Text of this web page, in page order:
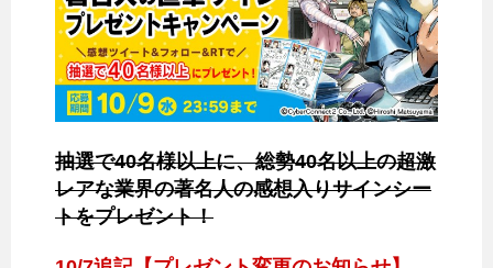
抽選で40名様以上に、総勢40名以上の超激
レアな業界の著名人の感想入りサインシー
トをプレゼント！